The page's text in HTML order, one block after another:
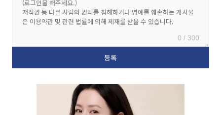
0 / 300